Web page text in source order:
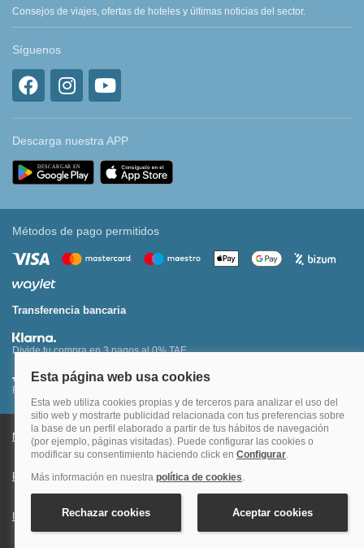
Consejos de viajes, ofertas de hoteles y últimas noticias del sector.
Síguenos
Descarga nuestra APP
Métodos de pago permitidos
Transferencia bancaria
Divide tu compra en 3 pagos al 0% TAE
Financia hasta en 12 meses o en 4 pagos sin intereses
Nota legal y condiciones de uso de la página web Política de Cookies
Política de Privacidad Condiciones Generales de Contratación
Información Legal sobre Mercados en Línea